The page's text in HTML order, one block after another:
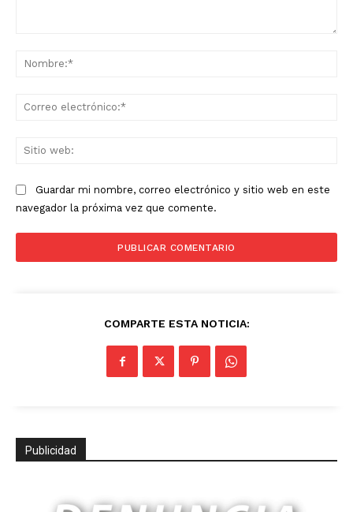
Guardar mi nombre, correo electrónico y sitio web en este
navegador la próxima vez que comente.
COMPARTE ESTA NOTICIA:
Publicidad